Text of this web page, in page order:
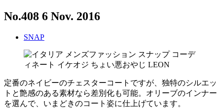
No.408 6 Nov. 2016
SNAP
定番のネイビーのチェスターコートですが、独特のシルエッ
トと艶感のある素材なら差別化も可能。オリーブのインナー
を選んで、いまどきのコート姿に仕上げています。